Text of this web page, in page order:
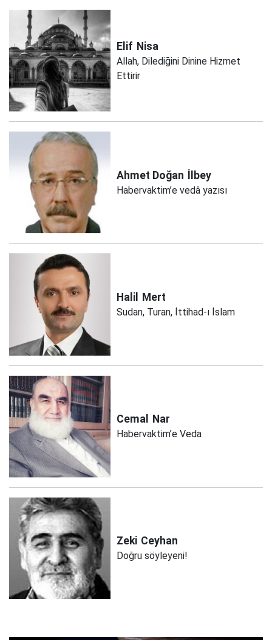
Elif Nisa
Allah, Dilediğini Dinine Hizmet
Ettirir
Ahmet Doğan İlbey
Habervaktim’e vedâ yazısı
Halil Mert
Sudan, Turan, İttihad-ı İslam
Cemal Nar
Habervaktim’e Veda
Zeki Ceyhan
Doğru söyleyeni!